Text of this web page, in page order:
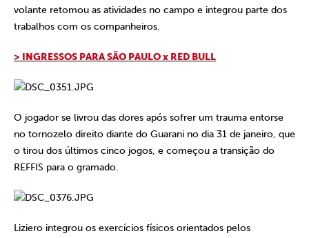
volante retomou as atividades no campo e integrou parte dos
trabalhos com os companheiros.
> INGRESSOS PARA SÃO PAULO x RED BULL
O jogador se livrou das dores após sofrer um trauma entorse
no tornozelo direito diante do Guarani no dia 31 de janeiro, que
o tirou dos últimos cinco jogos, e começou a transição do
REFFIS para o gramado.
Liziero integrou os exercícios físicos orientados pelos